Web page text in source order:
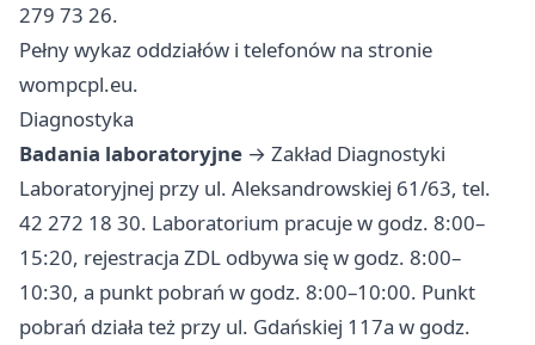
279 73 26.
Pełny wykaz oddziałów i telefonów na stronie
wompcpl.eu.
Diagnostyka
Badania laboratoryjne → Zakład Diagnostyki
Laboratoryjnej przy ul. Aleksandrowskiej 61/63, tel.
42 272 18 30. Laboratorium pracuje w godz. 8:00–
15:20, rejestracja ZDL odbywa się w godz. 8:00–
10:30, a punkt pobrań w godz. 8:00–10:00. Punkt
pobrań działa też przy ul. Gdańskiej 117a w godz.